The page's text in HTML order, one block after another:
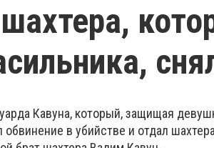
Кавуна, который, защищая
обвинение в убийстве и отдал